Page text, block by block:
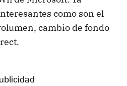
como son el
cambio de fondo